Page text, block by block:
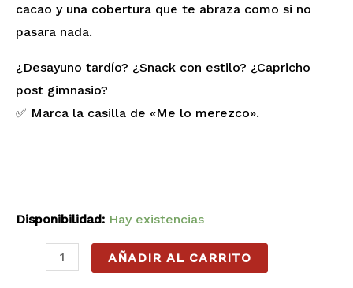
cacao y una cobertura que te abraza como si no
pasara nada.
¿Desayuno tardío? ¿Snack con estilo? ¿Capricho
post gimnasio?
✅ Marca la casilla de «Me lo merezco».
Disponibilidad: Hay existencias
AÑADIR AL CARRITO